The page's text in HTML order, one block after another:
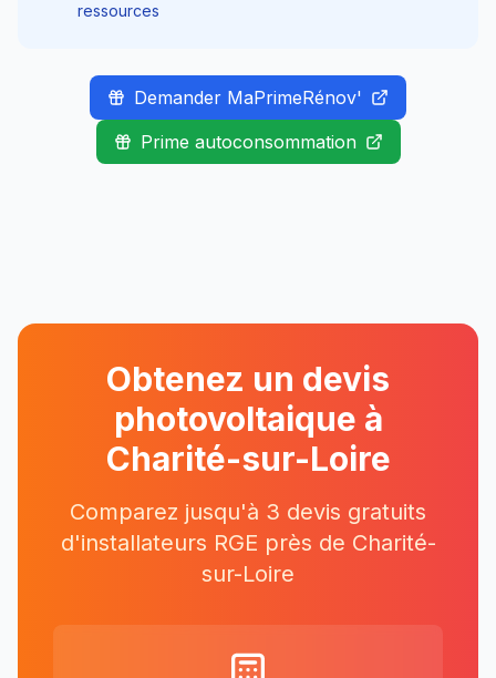
ressources
Demander MaPrimeRénov'
Prime autoconsommation
Obtenez un devis
photovoltaique à
Charité-sur-Loire
Comparez jusqu'à 3 devis gratuits
d'installateurs RGE près de Charité-
sur-Loire